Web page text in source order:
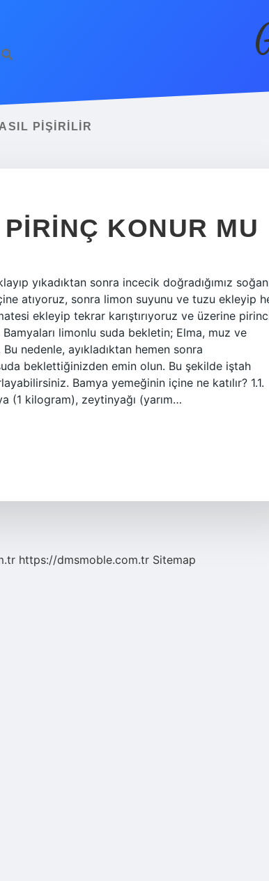
PIŞIRILIR
KONUR MU
yıkadıktan sonra incecik doğradığımız
atıyoruz, sonra limon suyunu ve tuzu ekleyip
ekleyip tekrar karıştırıyoruz ve üzerine
limonlu suda bekletin; Elma, muz ve
nedenle, ayıkladıktan hemen sonra
beklettiğinizden emin olun. Bu şekilde iştah
Bamya yemeğinin içine ne katılır? 1.1.
(1 kilogram), zeytinyağı (yarım…
https://dmsmoble.com.tr Sitemap